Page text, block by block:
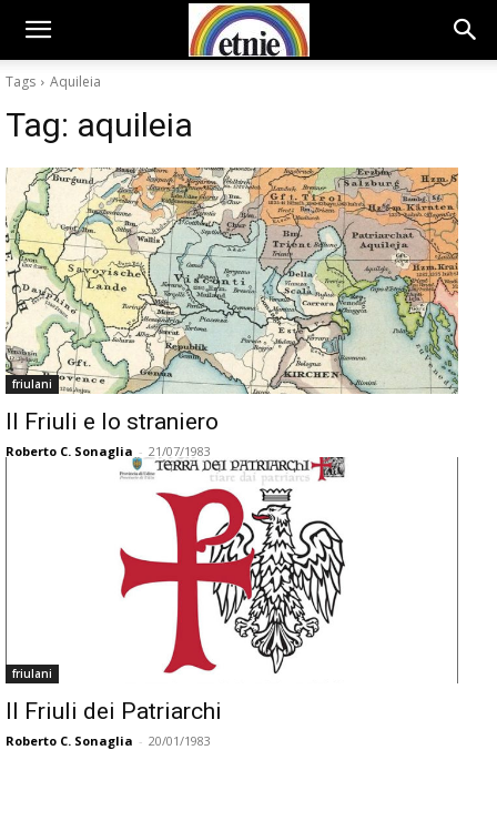
Tags Aquileia
Tag: aquileia
friulani
Il Friuli e lo straniero
Roberto C. Sonaglia - 21/07/1983
friulani
Il Friuli dei Patriarchi
Roberto C. Sonaglia - 20/01/1983